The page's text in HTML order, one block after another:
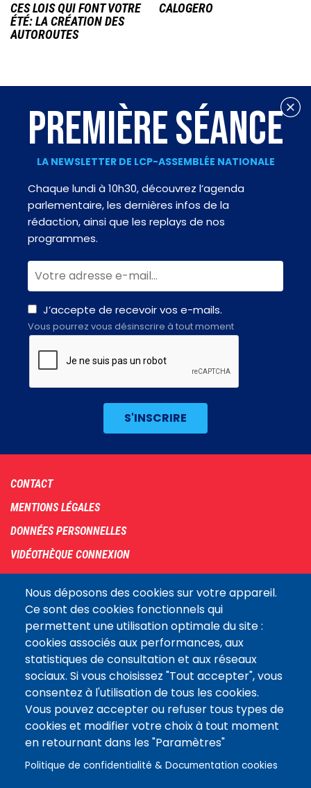
CES LOIS QUI FONT VOTRE
ÉTÉ: LA CRÉATION DES
AUTOROUTES
CALOGERO
Nous déposons des cookies sur votre appareil.
Ce sont des cookies fonctionnels qui
permettent une utilisation optimale du site :
cookies associés aux performances, aux
statistiques de consultation et aux réseaux
sociaux. Si vous choisissez "Tout accepter", vous
consentez à l'utilisation de tous les cookies.
Vous pouvez accepter ou refuser tous types de
cookies et modifier votre choix à tout moment
en retournant dans les "Paramètres"
Politique de confidentialité & Documentation cookies
PREMIÈRE SÉANCE
LA NEWSLETTER DE LCP-ASSEMBLÉE NATIONALE
Chaque lundi à 10h30, découvrez l’agenda
parlementaire, les dernières infos de la
rédaction, ainsi que les replays de nos
programmes.
J’accepte de recevoir vos e-mails.
Vous pourrez vous désinscrire à tout moment
Footer
menu
CONTACT
MENTIONS LÉGALES
DONNÉES PERSONNELLES
VIDÉOTHÈQUE CONNEXION
COOKIES
Assemblée
nationaleLE SITE DE L’ASSEMBLÉE NATIONALE
Suivez-nous